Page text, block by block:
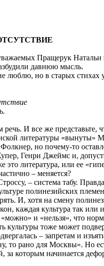
Пращерук Натальи
давнюю мысль.
люблю, но в старых стихах
И все же представьте,
литературы «вынуты»
но почему-то
Генри Джеймс и,
литература, или ее
– меняется?
– система табу.
полинезийских
И, хотя на смену
каждая культура так или
и «нельзя», что
культуры тоже может
– запретам и
то рано для Москвы». Но
за которым начинается